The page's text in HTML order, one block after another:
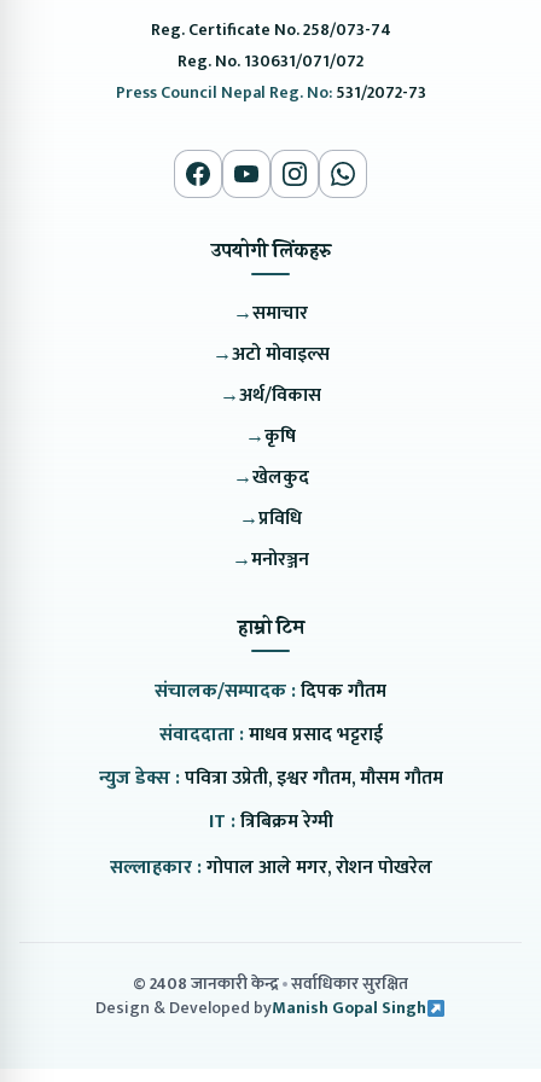
Reg. Certificate No. 258/073-74
Reg. No. 130631/071/072
Press Council Nepal Reg. No:531/2072-73
उपयोगी लिंकहरु
→समाचार
→अटो मोवाइल्स
→अर्थ/विकास
→कृषि
→खेलकुद
→प्रविधि
→मनोरञ्जन
हाम्रो टिम
संचालक/सम्पादक :दिपक गौतम
संवाददाता :माधव प्रसाद भट्टराई
न्युज डेक्स :पवित्रा उप्रेती, इश्वर गौतम, मौसम गौतम
IT :त्रिबिक्रम रेग्मी
सल्लाहकार :गोपाल आले मगर, रोशन पोखरेल
© 2408 जानकारी केन्द्र सर्वाधिकार सुरक्षित
Design & Developed byManish Gopal Singh